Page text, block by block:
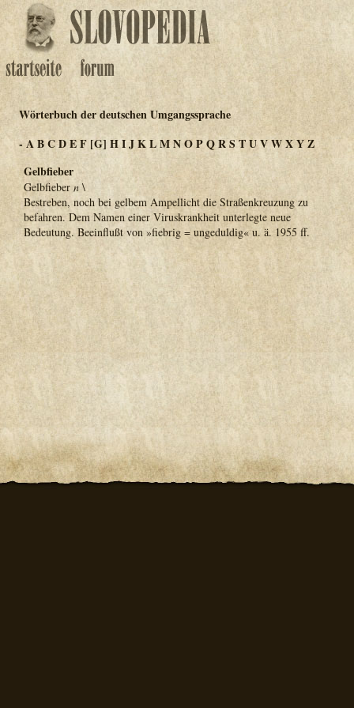
Wörterbuch der deutschen Umgangssprache
-ABCDEF [G] HIJKLMNOPQRSTUVWXYZ
Gelbfieber
Gelbfieber n \
Bestreben, noch bei gelbem Ampellicht die Straßenkreuzung zu
befahren. Dem Namen einer Viruskrankheit unterlegte neue
Bedeutung. Beeinflußt von »fiebrig = ungeduldig« u. ä. 1955 ff.